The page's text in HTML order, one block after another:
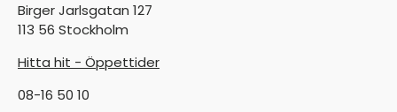
Birger Jarlsgatan 127
113 56 Stockholm
Hitta hit - Öppettider
08-16 50 10